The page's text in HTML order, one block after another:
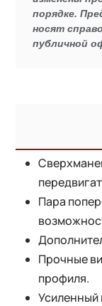
порядке.
носят
публичной
Пара
Прочные
профиля.
Усиленный